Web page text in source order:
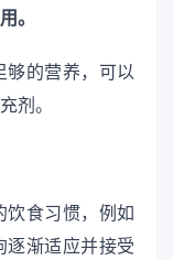
。
的营养，可以
剂。
饮食习惯，例如
逐渐适应并接受